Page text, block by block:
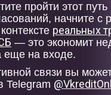
пройти этот
начните с
реальных
— это экономит
еще на входе.
связи вы
Telegram